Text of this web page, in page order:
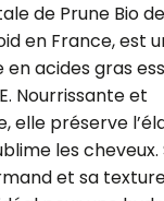
de Prune Bio
en France, est
acides gras
Nourrissante et
elle préserve
les cheveux.
et sa